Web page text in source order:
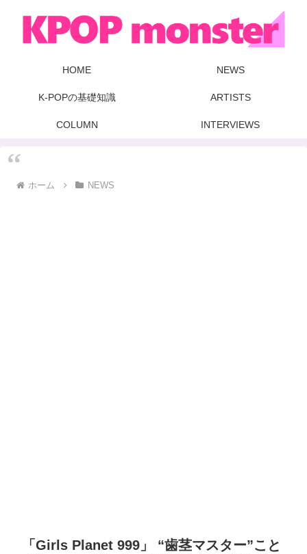
HOME NEWS
K-POPの基礎知識 ARTISTS
COLUMN INTERVIEWS
ホーム NEWS
「Girls Planet 999」 “歯茎マスター”こと